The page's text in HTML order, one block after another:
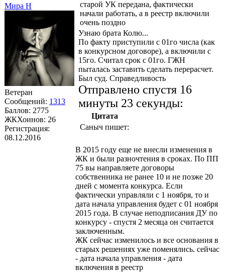
Мира Н
Ветеран
Сообщений: 1313
Баллов: 2775
ЖКХоинов: 26
Регистрация:
08.12.2016
старой УК передана, фактически
начали работать, а в реестр включили
очень поздно
Узнаю брата Колю...
По факту приступили с 01го числа (как
в конкурсном договоре), а включили с
15го. Считал срок с 01го. ГЖН
пыталась заставить сделать перерасчет.
Был суд. Справедливость
Отправлено спустя 16
минуты 23 секунды:
Цитата
Саныч пишет:
В 2015 году еще не внесли изменения в
ЖК и были разночтения в сроках. По ПП
75 вы направляете договоры
собственника не ранее 10 и не позже 20
дней с момента конкурса. Если
фактически управляли с 1 ноября, то и
дата начала управления будет с 01 ноября
2015 года. В случае неподписания ДУ по
конкурсу - спустя 2 месяца он считается
заключенным.
ЖК сейчас изменилось и все основания в
старых решениях уже поменялись. сейчас
- дата начала управления - дата
включения в реестр